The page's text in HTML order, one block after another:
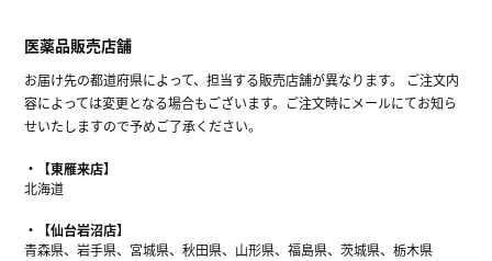
医薬品販売店舗
お届け先の都道府県によって、担当する販売店舗が異なります。 ご注文内
容によっては変更となる場合もございます。ご注文時にメールにてお知ら
せいたしますので予めご了承ください。
【東雁来店】
北海道
【仙台岩沼店】
青森県、岩手県、宮城県、秋田県、山形県、福島県、茨城県、栃木県